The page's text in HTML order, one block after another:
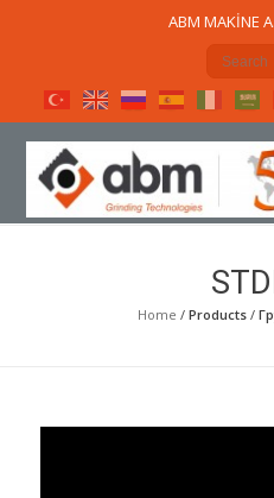
ABM MAKİNE
Home / Products/